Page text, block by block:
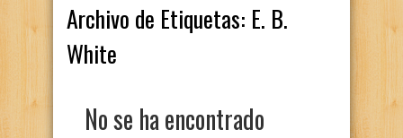
Archivo de Etiquetas: E. B.
White
No se ha encontrado